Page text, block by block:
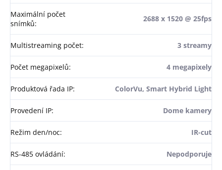
Maximální počet
snímků:
2688 x 1520 @ 25fps
Multistreaming počet: 3 streamy
Počet megapixelů: 4 megapixely
Produktová řada IP: ColorVu, Smart Hybrid Light
Provedení IP: Dome kamery
Režim den/noc: IR-cut
RS-485 ovládání: Nepodporuje